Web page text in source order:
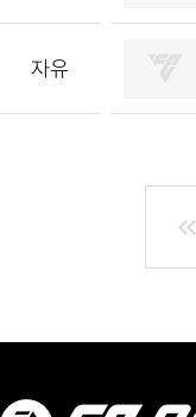
자유